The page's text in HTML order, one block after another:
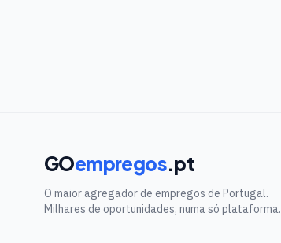
GOempregos.pt
O maior agregador de empregos de Portugal.
Milhares de oportunidades, numa só plataforma.